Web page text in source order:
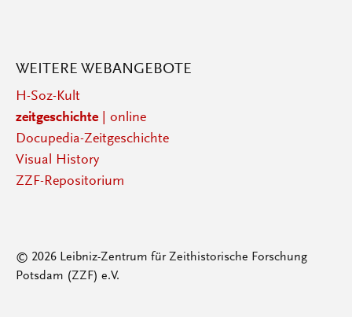
WEITERE WEBANGEBOTE
H-Soz-Kult
zeitgeschichte| online
Docupedia-Zeitgeschichte
Visual History
ZZF-Repositorium
© 2026 Leibniz-Zentrum für Zeithistorische Forschung
Potsdam (ZZF) e.V.